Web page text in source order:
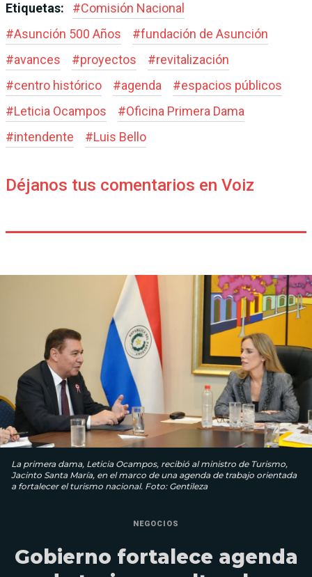
Etiquetas: #Comisión Nacional
#Asunción 500 Años #fundación de Asunción
#avances #proyectos #revitalización
#centro histórico #agenda #espacios públicos
#Leticia Ocampos #Oficina Primera Dama
#intendente #Luis Bello
Déjanos tus comentarios en Voiz
La primera dama, Leticia Ocampos, recibió al ministro de Turismo,
Jacinto Santa María, en el marco de una agenda de trabajo orientada
a fortalecer el turismo nacional. Foto: Gentileza
NEGOCIOS
Gobierno fortalece agenda